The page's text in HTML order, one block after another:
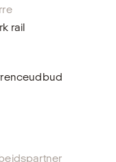
rail